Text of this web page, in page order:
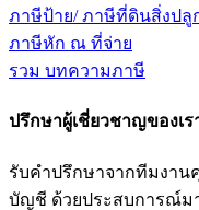
ภาษีป้าย/ ภาษีที่ดินสิ่งปลู
ภาษีหัก ณ ที่จ่าย
รวม บทความภาษี
ปรึกษาผู้เชี่ยวชาญของเร
รับคำปรึกษาจากทีมงาน
บัญชี ด้วยประสบการณ์ม